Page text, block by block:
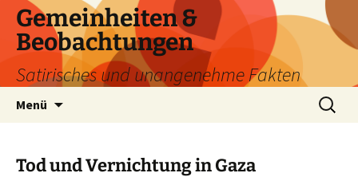
Zum
Inhalt
springen
Gemeinheiten &
Beobachtungen
Satirisches und unangenehme Fakten
Menü
Suchen
nach:
Tod und Vernichtung in Gaza